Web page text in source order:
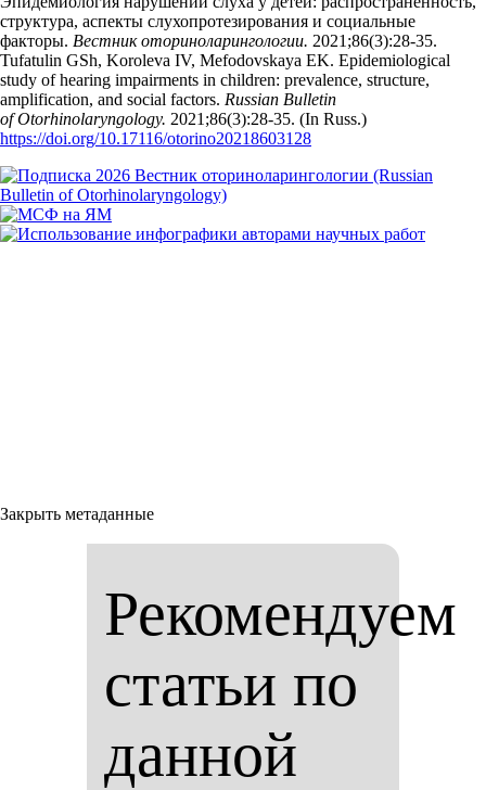
структура, аспекты слухопротезирования и социальные
факторы. Вестник оториноларингологии. 2021;86(3):28‑35.
Tufatulin GSh, Koroleva IV, Mefodovskaya EK. Epidemiological
study of hearing impairments in children: prevalence, structure,
amplification, and social factors. Russian Bulletin
of Otorhinolaryngology. 2021;86(3):28‑35. (In Russ.)
https://doi.org/10.17116/otorino20218603128
Закрыть метаданные
Рекомендуем
статьи по
данной